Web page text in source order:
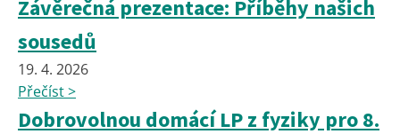
Závěrečná prezentace: Příběhy našich
sousedů
19. 4. 2026
Přečíst >
Dobrovolnou domácí LP z fyziky pro 8.